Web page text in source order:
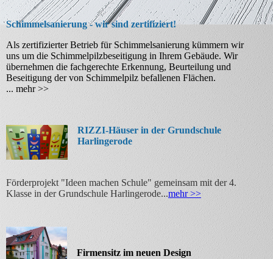
Schimmelsanierung - wir sind zertifiziert!
Als zertifizierter Betrieb für Schimmelsanierung kümmern wir
uns um die Schimmelpilzbeseitigung in Ihrem Gebäude. Wir
übernehmen die fachgerechte Erkennung, Beurteilung und
Beseitigung der von Schimmelpilz befallenen Flächen.
... mehr >>
RIZZI-Häuser in der Grundschule
Harlingerode
Förderprojekt "Ideen machen Schule" gemeinsam mit der 4.
Klasse in der Grundschule Harlingerode...mehr >>
Firmensitz im neuen Design